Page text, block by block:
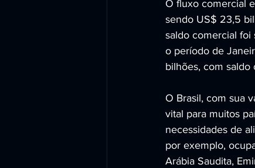
O fluxo comercial
sendo US$ 23,5
saldo comercial foi
o período de
bilhões, com saldo
O Brasil, com sua
vital para muitos
necessidades de
por exemplo,
Arábia Saudita,